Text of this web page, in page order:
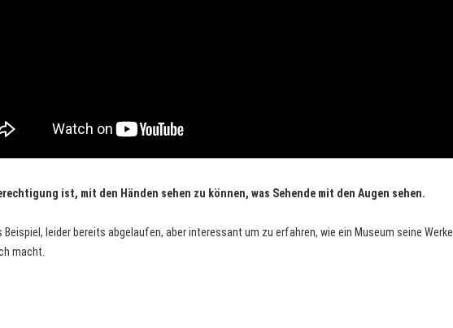
ist, mit den Händen sehen zu können, was Sehende mit den Augen sehen.
Beispiel, leider bereits abgelaufen, aber interessant um zu erfahren, wie ein Museum seine Werke
macht.